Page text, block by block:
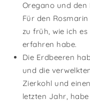
Oregano und
Für den
zu früh, wie ich
erfahren habe.
Die Erdbeeren
und die
Zierkohl und
letzten Jahr,